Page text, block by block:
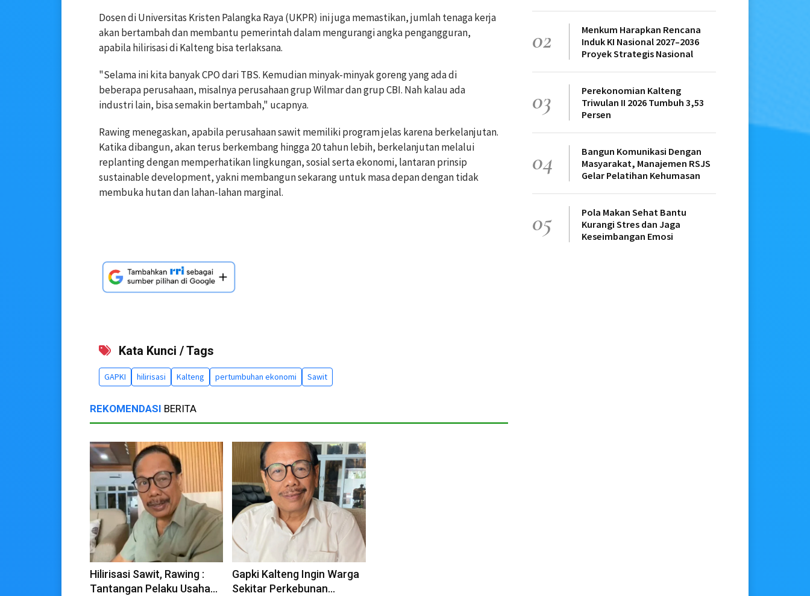
‎Dosen di Universitas Kristen Palangka Raya (UKPR) ini juga memastikan, jumlah tenaga kerja
akan bertambah dan membantu pemerintah dalam mengurangi angka pengangguran,
apabila hilirisasi di Kalteng bisa terlaksana.
‎"Selama ini kita banyak CPO dari TBS‎. Kemudian minyak-minyak goreng yang ada di
beberapa perusahaan, misalnya perusahaan grup Wilmar dan grup CBI. Nah kalau ada
industri lain, bisa semakin bertambah," ucapnya.
‎Rawing menegaskan, apabila perusahaan sawit memiliki program jelas karena berkelanjutan.
Katika dibangun, akan terus berkembang hingga 20 tahun lebih, berkelanjutan melalui
replanting dengan memperhatikan lingkungan, sosial serta ekonomi, lantaran prinsip
sustainable development, yakni membangun sekarang untuk masa depan dengan tidak
membuka hutan dan lahan-lahan marginal.
Kata Kunci / Tags
GAPKI hilirisasi Kalteng pertumbuhan ekonomi Sawit
REKOMENDASI BERITA
Hilirisasi Sawit, Rawing :
Tantangan Pelaku Usaha
Gapki Kalteng Ingin Warga
Sekitar Perkebunan
02
Menkum Harapkan Rencana
Induk KI Nasional 2027–2036
Proyek Strategis Nasional
03
Perekonomian Kalteng
Triwulan II 2026 Tumbuh 3,53
Persen
04
Bangun Komunikasi Dengan
Masyarakat, Manajemen RSJS
Gelar Pelatihan Kehumasan
05
Pola Makan Sehat Bantu
Kurangi Stres dan Jaga
Keseimbangan Emosi